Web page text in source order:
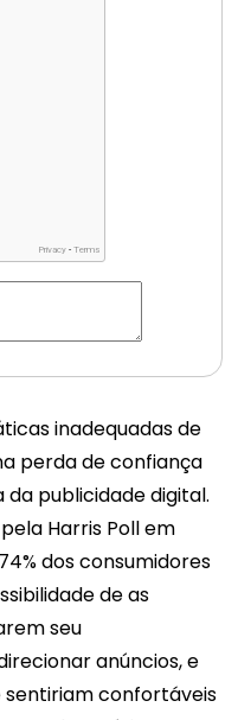
inadequadas de
perda de confiança
da publicidade digital.
Harris Poll em
dos consumidores
de as
seu
anúncios, e
sentiriam confortáveis